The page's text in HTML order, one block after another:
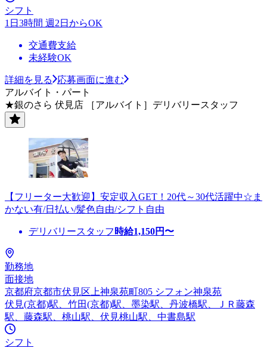
シフト
1日3時間 週2日からOK
交通費支給
未経験OK
詳細を見る
応募画面に進む
アルバイト・パート
★銀のさら 伏見店 ［アルバイト］デリバリースタッフ
【フリーター大歓迎】安定収入GET！20代～30代活躍中☆ま
かない有/日払い/髪色自由/シフト自由
デリバリースタッフ 時給1,150円〜
勤務地
面接地
京都府京都市伏見区上神泉苑町805 シフォン神泉苑
伏見(京都)駅、竹田(京都)駅、墨染駅、丹波橋駅、ＪＲ藤森
駅、藤森駅、桃山駅、伏見桃山駅、中書島駅
シフト